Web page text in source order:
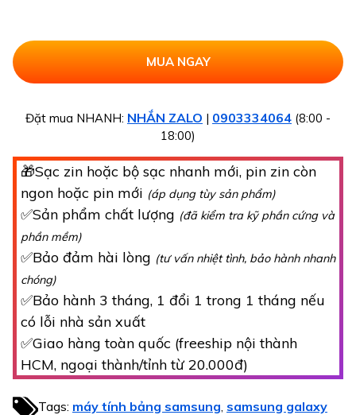
Đặt mua NHANH: NHẮN ZALO | 0903334064 (8:00 -
18:00)
🎁Sạc zin hoặc bộ sạc nhanh mới, pin zin còn
ngon hoặc pin mới (áp dụng tùy sản phẩm)
✅Sản phẩm chất lượng (đã kiểm tra kỹ phần cứng và
phần mềm)
✅Bảo đảm hài lòng (tư vấn nhiệt tình, bảo hành nhanh
chóng)
✅Bảo hành 3 tháng, 1 đổi 1 trong 1 tháng nếu
có lỗi nhà sản xuất
✅Giao hàng toàn quốc (freeship nội thành
HCM, ngoại thành/tỉnh từ 20.000đ)
Tags: máy tính bảng samsung samsung galaxy